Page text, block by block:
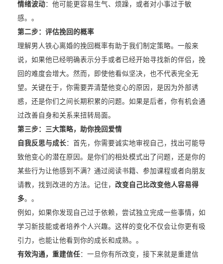
情绪波动：他可能更容易生气、烦躁，或者对小事过于敏
感。。
第二步：评估挽回的概率
理解男人铁心离婚的挽回概率有助于我们制定策略。一般来
说，如果他已经明确表示分手或者已经开始寻找新的伴侣，挽
回的难度会增大。然而，即使他看似坚决，也不代表完全无
望。关键在于，你需要弄清楚他变心的原因，是因为外部诱
惑，还是你们之间长期积累的问题。如果是后者，你有机会通
过改善自身和关系来扭转局面。
第三步：三大策略，助你挽回爱情
自我反思与成长：首先，你需要诚实地审视自己，找出可能导
致他变心的潜在原因。是你们的相处模式出了问题，还是你的
某些行为让他感到不满？通过阅读书籍、参加课程或者向朋友
请教，找到改进的方法。记住， 改变自己比改变他人容易得
多。。
例如，如果你发现自己过于依赖，尝试独立完成一些事情，如
学习新技能或者培养个人兴趣。这样的变化不仅会让你更有吸
引力，也能让他看到你的成长和成熟。。
有效沟通，重建信任：一旦你有所改变，接下来就是重建信